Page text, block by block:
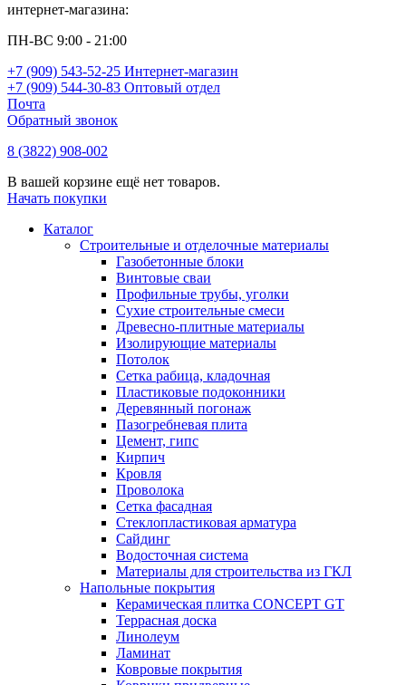
интернет-магазина:
ПН-ВС 9:00 - 21:00
+7 (909) 543-52-25 Интернет-магазин
+7 (909) 544-30-83 Оптовый отдел
Почта
Обратный звонок
8 (3822) 908-002
В вашей корзине ещё нет товаров.
Начать покупки
Каталог
Строительные и отделочные материалы
Газобетонные блоки
Винтовые сваи
Профильные трубы, уголки
Сухие строительные смеси
Древесно-плитные материалы
Изолирующие материалы
Потолок
Сетка рабица, кладочная
Пластиковые подоконники
Деревянный погонаж
Пазогребневая плита
Цемент, гипс
Кирпич
Кровля
Проволока
Сетка фасадная
Стеклопластиковая арматура
Сайдинг
Водосточная система
Материалы для строительства из ГКЛ
Напольные покрытия
Керамическая плитка CONCEPT GT
Террасная доска
Линолеум
Ламинат
Ковровые покрытия